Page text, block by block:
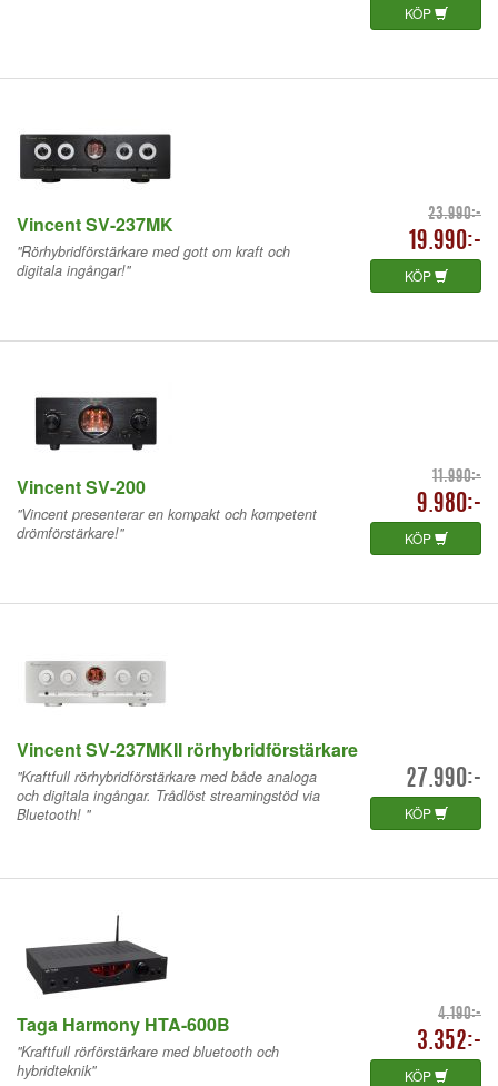
KÖP
Vincent SV-237MK 23.990:-
19.990:-
KÖP
"Rörhybridförstärkare med gott om kraft och
digitala ingångar!"
Vincent SV-200 11.990:-
9.980:-
KÖP
"Vincent presenterar en kompakt och kompetent
drömförstärkare!"
Vincent SV-237MKII rörhybridförstärkare
27.990:-
KÖP
"Kraftfull rörhybridförstärkare med både analoga
och digitala ingångar. Trådlöst streamingstöd via
Bluetooth! "
Taga Harmony HTA-600B 4.190:-
3.352:-
KÖP
"Kraftfull rörförstärkare med bluetooth och
hybridteknik"